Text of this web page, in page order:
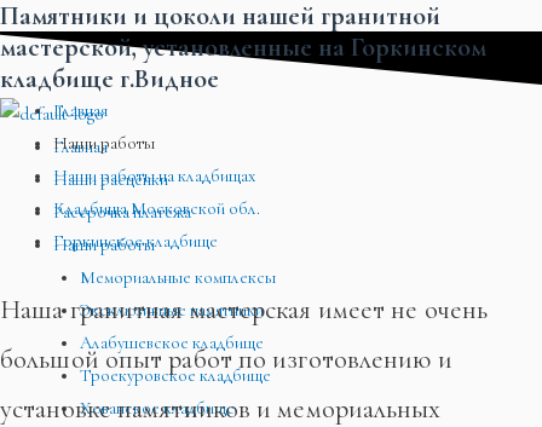
Перейти
к
содержимому
Меню
Главная
Наши расценки
Рассрочка платежа
Наши работы
Мемориальные комплексы
Эксклюзивные памятники
Алабушевское кладбище
Троекуровское кладбище
Хованское кладбище
Меню
Меню
Памятники и цоколи нашей гранитной
мастерской, установленные на Горкинском
кладбище г.Видное
Главная
Наши работы
Наши работы на кладбищах
Кладбища Московской обл.
Горкинское кладбище
Наша гранитная мастерская имеет не очень
большой опыт работ по изготовлению и
установке памятников и мемориальных